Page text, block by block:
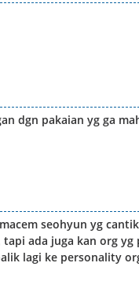
dgn pakaian yg ga
seohyun yg
ada juga kan org
lagi ke personality